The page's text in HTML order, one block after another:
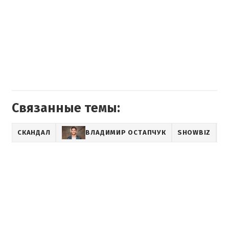
Связанные темы:
СКАНДАЛ ВЛАДИМИР ОСТАПЧУК SHOWBIZ